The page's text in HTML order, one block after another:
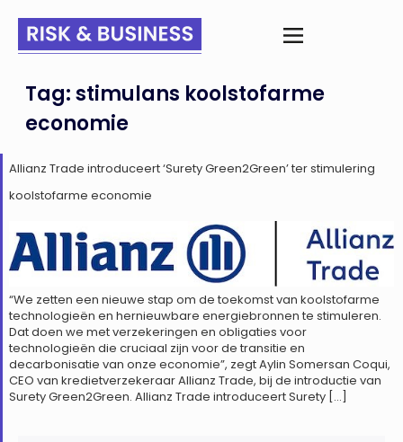
Tag:stimulans koolstofarme
economie
Allianz Trade introduceert ‘Surety Green2Green’ ter stimulering
koolstofarme economie
“We zetten een nieuwe stap om de toekomst van koolstofarme
technologieën en hernieuwbare energiebronnen te stimuleren.
Dat doen we met verzekeringen en obligaties voor
technologieën die cruciaal zijn voor de transitie en
decarbonisatie van onze economie”, zegt Aylin Somersan Coqui,
CEO van kredietverzekeraar Allianz Trade, bij de introductie van
Surety Green2Green. Allianz Trade introduceert Surety […]